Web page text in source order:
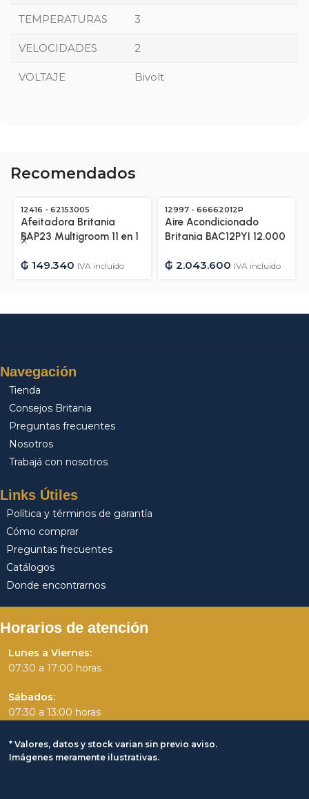
TEMPERATURAS 3
VELOCIDADES 2
VOLTAJE Bivolt
Recomendados
12416 - 62153005
Afeitadora Britania
BAP23 Multigroom 11 en 1
₲ 149.340 IVA incluido
12997 - 66662012P
Aire Acondicionado
Britania BAC12PYI 12.000
R410A – 220V/50HZ –
₲ 2.043.600 IVA incluido
Navegación
Tienda
Consejos Britania
Preguntas frecuentes
Nosotros
Trabajá con nosotros
Links Útiles
Política y términos de garantía
Cómo comprar
Preguntas frecuentes
Catálogos
Donde encontrarnos
Horarios de atención
Lunes a Viernes:
07:30 a 17:00 horas
Sábados:
07:30 a 13:00 horas
* Valores, datos y stock varian sin previo aviso.
Imágenes meramente ilustrativas.